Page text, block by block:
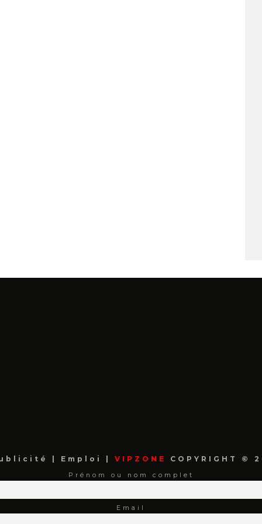
Emploi VIPZONE COPYRIGHT ©
Prénom ou nom complet
Email